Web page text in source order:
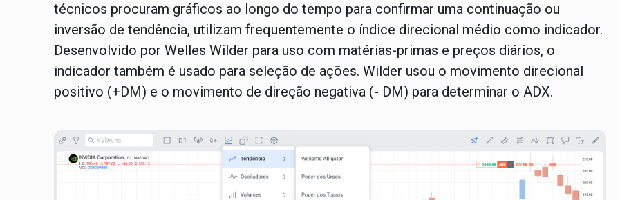
técnicos procuram gráficos ao longo do tempo para confirmar uma continuação ou
inversão de tendência, utilizam frequentemente o índice direcional médio como indicador.
Desenvolvido por Welles Wilder para uso com matérias-primas e preços diários, o
indicador também é usado para seleção de ações. Wilder usou o movimento direcional
positivo (+DM) e o movimento de direção negativa (- DM) para determinar o ADX.